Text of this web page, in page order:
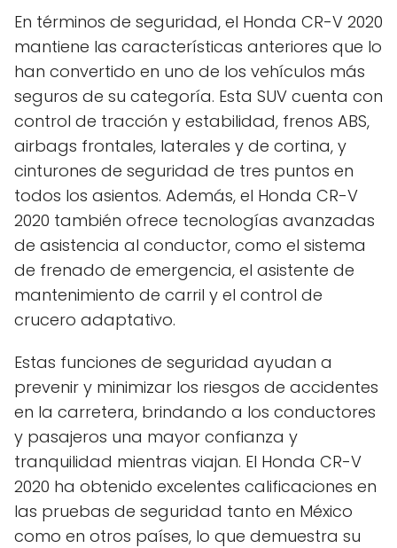
En términos de seguridad, el Honda CR-V 2020
mantiene las características anteriores que lo
han convertido en uno de los vehículos más
seguros de su categoría. Esta SUV cuenta con
control de tracción y estabilidad, frenos ABS,
airbags frontales, laterales y de cortina, y
cinturones de seguridad de tres puntos en
todos los asientos. Además, el Honda CR-V
2020 también ofrece tecnologías avanzadas
de asistencia al conductor, como el sistema
de frenado de emergencia, el asistente de
mantenimiento de carril y el control de
crucero adaptativo.
Estas funciones de seguridad ayudan a
prevenir y minimizar los riesgos de accidentes
en la carretera, brindando a los conductores
y pasajeros una mayor confianza y
tranquilidad mientras viajan. El Honda CR-V
2020 ha obtenido excelentes calificaciones en
las pruebas de seguridad tanto en México
como en otros países, lo que demuestra su